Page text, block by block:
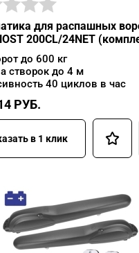
для распашных
200CL/24NET
до 600 кг
створок до 4 м
40 циклов в час
РУБ.
в 1 клик